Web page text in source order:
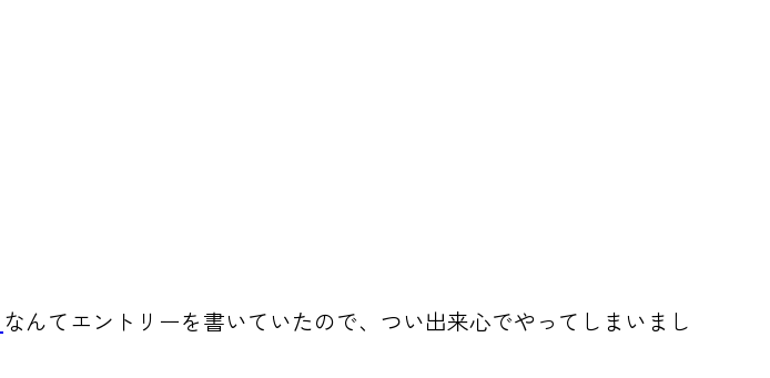
なんてエントリーを書いていたので、つい出来心でやってしまいまし